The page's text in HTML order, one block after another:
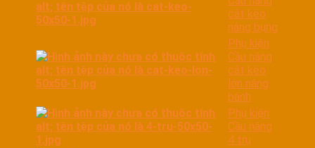
cắt kéo
nâng bụng
Phụ kiện
Cầu nâng
cắt kéo
lớn nâng
bánh
Phụ kiện
Cầu nâng
4 trụ